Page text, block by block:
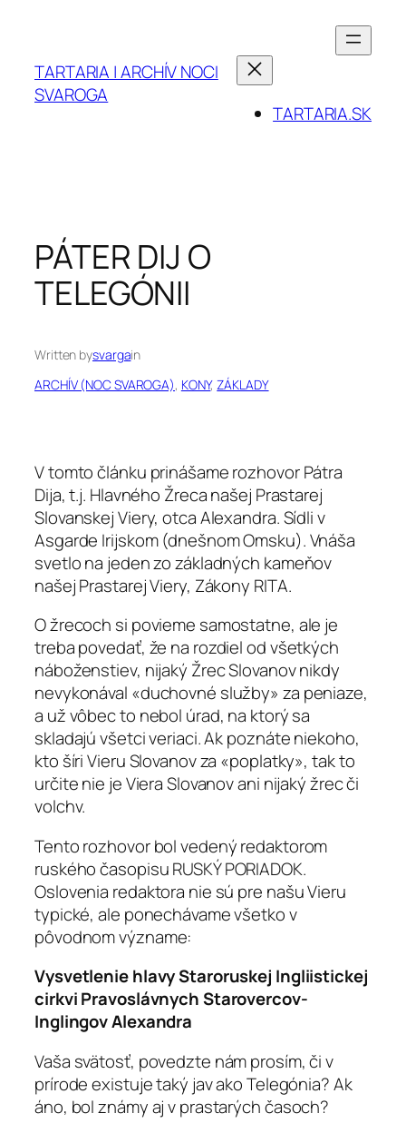
obsahTARTARIA | ARCHÍV NOCI
SVAROGA
TARTARIA.SK
PÁTER DIJ O
TELEGÓNII
Written bysvargain
ARCHÍV (NOC SVAROGA), KONY, ZÁKLADY
V tomto článku prinášame rozhovor Pátra
Dija, t.j. Hlavného Žreca našej Prastarej
Slovanskej Viery, otca Alexandra. Sídli v
Asgarde Irijskom (dnešnom Omsku). Vnáša
svetlo na jeden zo základných kameňov
našej Prastarej Viery, Zákony RITA.
O žrecoch si povieme samostatne, ale je
treba povedať, že na rozdiel od všetkých
náboženstiev, nijaký Žrec Slovanov nikdy
nevykonával «duchovné služby» za peniaze,
a už vôbec to nebol úrad, na ktorý sa
skladajú všetci veriaci. Ak poznáte niekoho,
kto šíri Vieru Slovanov za «poplatky», tak to
určite nie je Viera Slovanov ani nijaký žrec či
volchv.
Tento rozhovor bol vedený redaktorom
ruského časopisu RUSKÝ PORIADOK.
Oslovenia redaktora nie sú pre našu Vieru
typické, ale ponechávame všetko v
pôvodnom význame:
Vysvetlenie hlavy Staroruskej Ingliistickej
cirkvi Pravoslávnych Starovercov-
Inglingov Alexandra
Vaša svätosť, povedzte nám prosím, či v
prírode existuje taký jav ako Telegónia? Ak
áno, bol známy aj v prastarých časoch?